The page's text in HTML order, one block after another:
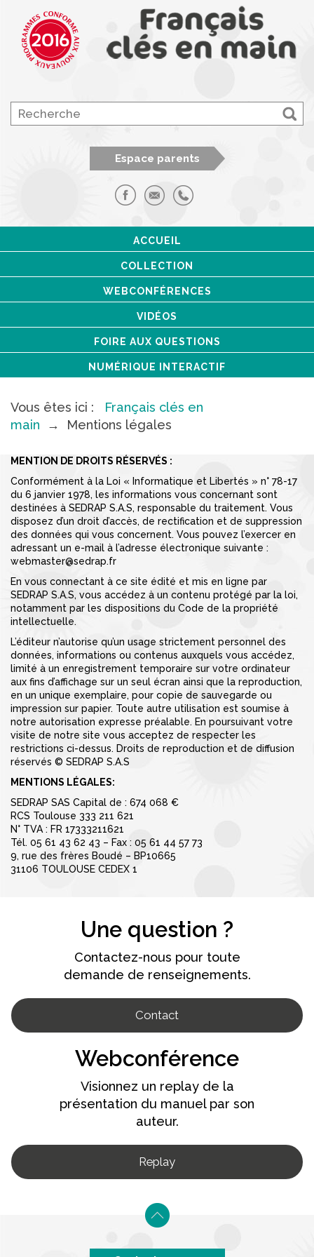
Espace parents
ACCUEIL
COLLECTION
WEBCONFÉRENCES
VIDÉOS
FOIRE AUX QUESTIONS
NUMÉRIQUE INTERACTIF
Vous êtes ici :
Français clés en
main
→ Mentions légales
MENTION DE DROITS RÉSERVÉS :
Conformément à la Loi « Informatique et Libertés » n° 78-17
du 6 janvier 1978, les informations vous concernant sont
destinées à SEDRAP S.A.S, responsable du traitement. Vous
disposez d’un droit d’accès, de rectification et de suppression
des données qui vous concernent. Vous pouvez l’exercer en
adressant un e-mail à l’adresse électronique suivante :
webmaster@sedrap.fr
En vous connectant à ce site édité et mis en ligne par
SEDRAP S.A.S, vous accédez à un contenu protégé par la loi,
notamment par les dispositions du Code de la propriété
intellectuelle.
L’éditeur n’autorise qu’un usage strictement personnel des
données, informations ou contenus auxquels vous accédez,
limité à un enregistrement temporaire sur votre ordinateur
aux fins d’affichage sur un seul écran ainsi que la reproduction,
en un unique exemplaire, pour copie de sauvegarde ou
impression sur papier. Toute autre utilisation est soumise à
notre autorisation expresse préalable. En poursuivant votre
visite de notre site vous acceptez de respecter les
restrictions ci-dessus. Droits de reproduction et de diffusion
réservés © SEDRAP S.A.S
MENTIONS LÉGALES:
SEDRAP SAS Capital de : 674 068 €
RCS Toulouse 333 211 621
N° TVA : FR 17333211621
Tél. 05 61 43 62 43 – Fax : 05 61 44 57 73
9, rue des frères Boudé – BP10665
31106 TOULOUSE CEDEX 1
Une question ?
Contactez-nous pour toute
demande de renseignements.
Contact
Webconférence
Visionnez un replay de la
présentation du manuel par son
auteur.
Replay